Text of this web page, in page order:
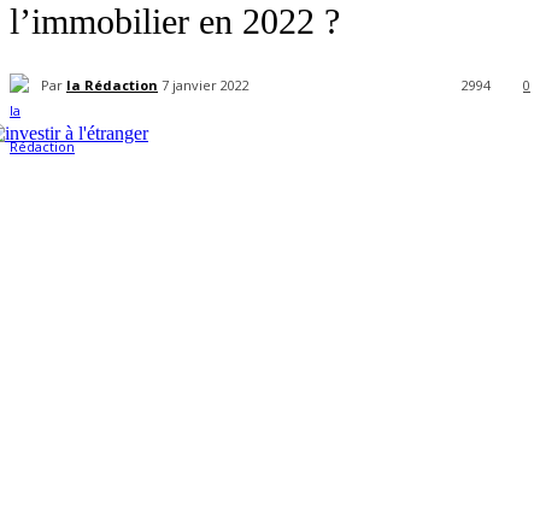
l’immobilier en 2022 ?
Par la Rédaction 7 janvier 2022 0
2994